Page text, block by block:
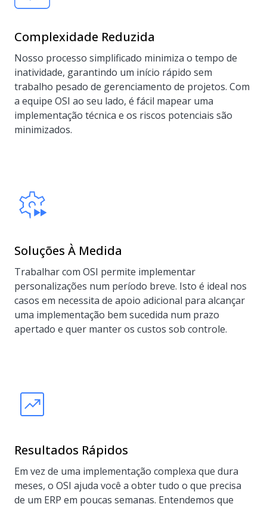
Complexidade Reduzida
Nosso processo simplificado minimiza o tempo de
inatividade, garantindo um início rápido sem
trabalho pesado de gerenciamento de projetos. Com
a equipe OSI ao seu lado, é fácil mapear uma
implementação técnica e os riscos potenciais são
minimizados.
Soluções À Medida
Trabalhar com OSI permite implementar
personalizações num período breve. Isto é ideal nos
casos em necessita de apoio adicional para alcançar
uma implementação bem sucedida num prazo
apertado e quer manter os custos sob controle.
Resultados Rápidos
Em vez de uma implementação complexa que dura
meses, o OSI ajuda você a obter tudo o que precisa
de um ERP em poucas semanas. Entendemos que